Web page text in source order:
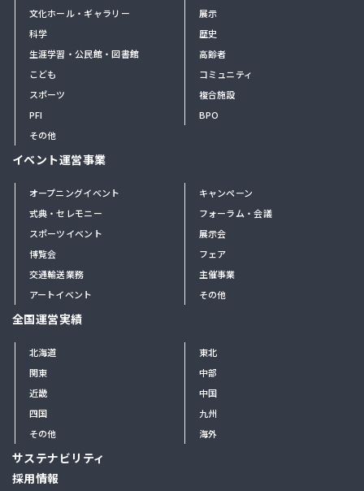
文化ホール・ギャラリー
展示
科学
歴史
生涯学習・公民館・図書館
高齢者
こども
コミュニティ
スポーツ
複合施設
PFI
BPO
その他
イベント運営事業
オープニングイベント
キャンペーン
式典・セレモニー
フォーラム・会議
スポーツイベント
展示会
博覧会
フェア
交通輸送業務
主催事業
アートイベント
その他
全国運営実績
北海道
東北
関東
中部
近畿
中国
四国
九州
その他
海外
サステナビリティ
採用情報